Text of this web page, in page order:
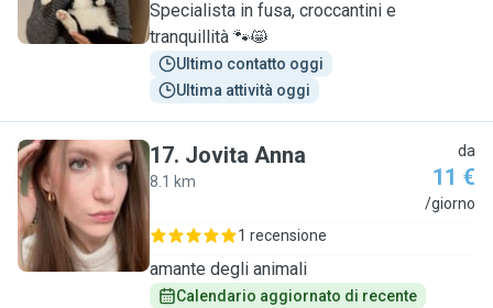
Specialista in fusa, croccantini e
tranquillità 🐾😸
Ultimo contatto oggi
Ultima attività oggi
J
17. Jovita Anna
8.1 km
da
11 €
/giorno
1 recensione
amante degli animali
Calendario aggiornato di recente